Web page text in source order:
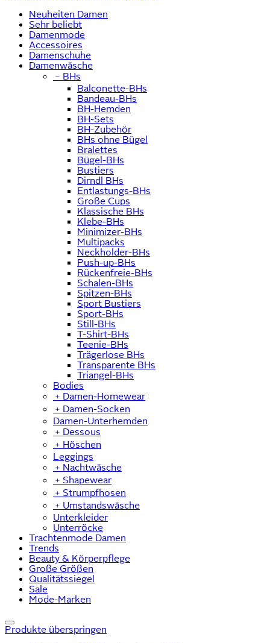
Neuheiten Damen
Sehr beliebt
Damenmode
Accessoires
Damenschuhe
Damenwäsche
﹣ BHs
Balconette-BHs
Bandeau-BHs
BH-Hemden
BH-Sets
BH-Zubehör
BHs ohne Bügel
Bralettes
Bügel-BHs
Bustiers
Dirndl BHs
Entlastungs-BHs
Große Cups
Klassische BHs
Klebe-BHs
Minimizer-BHs
Multipacks
Neckholder-BHs
Push-up-BHs
Rückenfreie-BHs
Schalen-BHs
Spitzen-BHs
Sport Bustiers
Sport-BHs
Still-BHs
T-Shirt-BHs
Teenie-BHs
Trägerlose BHs
Transparente BHs
Triangel-BHs
Bodies
﹢ Damen-Homewear
﹢ Damen-Socken
Damen-Unterhemden
﹢ Dessous
﹢ Höschen
Leggings
﹢ Nachtwäsche
﹢ Shapewear
﹢ Strumpfhosen
﹢ Umstandswäsche
Unterkleider
Unterröcke
Trachtenmode Damen
Trends
Beauty & Körperpflege
Große Größen
Qualitätssiegel
Sale
Mode-Marken
Produkte überspringen